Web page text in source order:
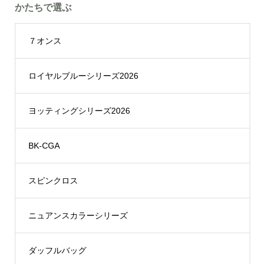
かたちで選ぶ
７オンス
ロイヤルブルーシリーズ2026
ヨッティングシリーズ2026
BK-CGA
スピンクロス
ニュアンスカラーシリーズ
ダッフルバッグ